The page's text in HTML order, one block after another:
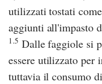
utilizzati tostati
aggiunti all'impasto
1.5 Dalle faggiole si
essere utilizzato per
tuttavia il consumo